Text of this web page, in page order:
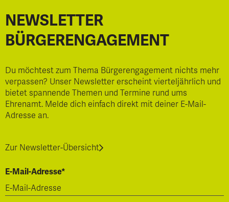
NEWSLETTER
BÜRGERENGAGEMENT
Du möchtest zum Thema Bürgerengagement nichts mehr
verpassen? Unser Newsletter erscheint vierteljährlich und
bietet spannende Themen und Termine rund ums
Ehrenamt. Melde dich einfach direkt mit deiner E-Mail-
Adresse an.
Zur Newsletter-Übersicht
E-Mail-Adresse*